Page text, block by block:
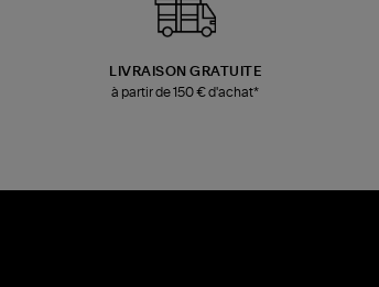
LIVRAISON GRATUITE
à partir de 150 € d'achat*